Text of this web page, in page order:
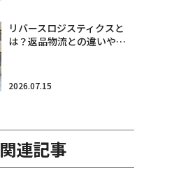
リバースロジスティクスと
は？返品物流との違いや…
2026.07.15
関連記事